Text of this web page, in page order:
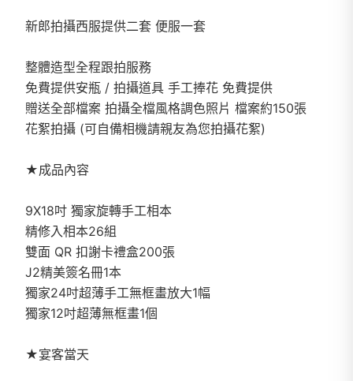
新郎拍攝西服提供二套 便服一套
整體造型全程跟拍服務
免費提供安瓶 / 拍攝道具 手工捧花 免費提供
贈送全部檔案 拍攝全檔風格調色照片 檔案約150張
花絮拍攝 (可自備相機請親友為您拍攝花絮)
★成品內容
9X18吋 獨家旋轉手工相本
精修入相本26組
雙面 QR 扣謝卡禮盒200張
J2精美簽名冊1本
獨家24吋超薄手工無框畫放大1幅
獨家12吋超薄無框畫1個
★宴客當天